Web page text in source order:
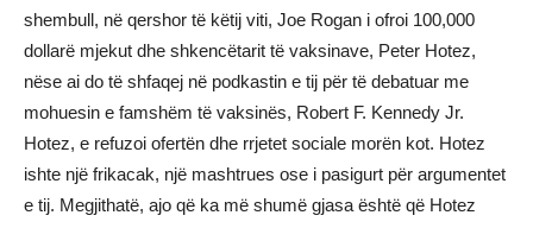
shembull, në qershor të këtij viti, Joe Rogan i ofroi 100,000
dollarë mjekut dhe shkencëtarit të vaksinave, Peter Hotez,
nëse ai do të shfaqej në podkastin e tij për të debatuar me
mohuesin e famshëm të vaksinës, Robert F. Kennedy Jr.
Hotez, e refuzoi ofertën dhe rrjetet sociale morën kot. Hotez
ishte një frikacak, një mashtrues ose i pasigurt për argumentet
e tij. Megjithatë, ajo që ka më shumë gjasa është që Hotez